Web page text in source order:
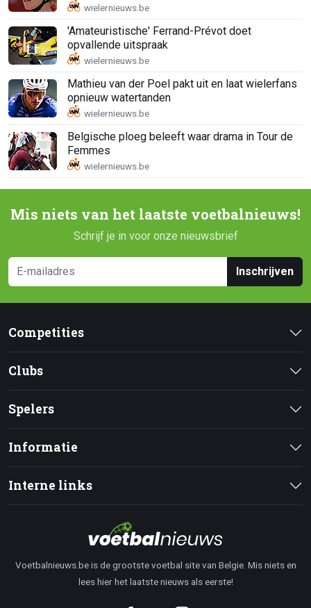
'Amateuristische' Ferrand-Prévot doet
opvallende uitspraak
Mathieu van der Poel pakt uit en laat wielerfans
opnieuw watertanden
Belgische ploeg beleeft waar drama in Tour de
Femmes
Mis niets van het laatste voetbalnieuws!
Schrijf je in voor onze nieuwsbrief
Inschrijven
Competities
Clubs
Spelers
Informatie
Interne links
Voetbalnieuws.be is de grootste voetbal site van Belgie. Mis niets en
lees hier het laatste nieuws als eerste!